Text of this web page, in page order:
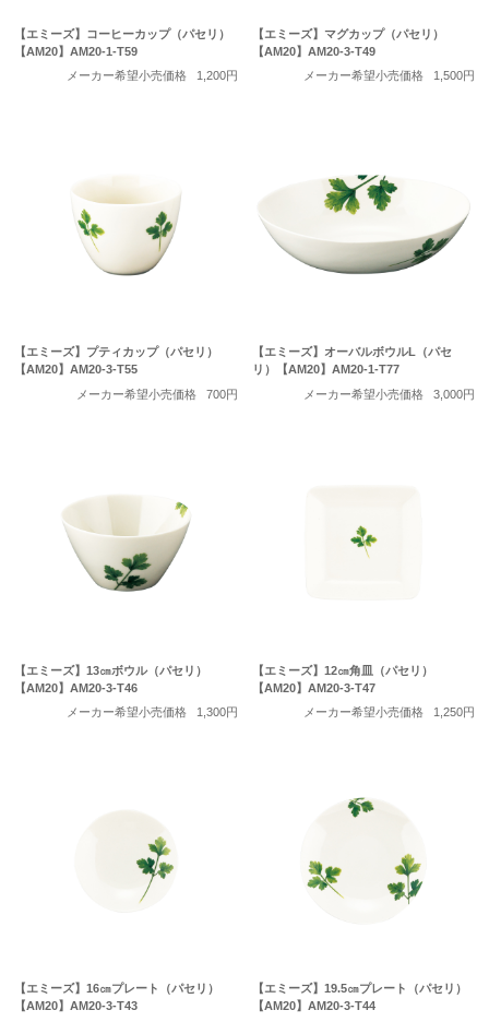
【エミーズ】コーヒーカップ（パセリ）
【AM20】AM20-1-T59
メーカー希望小売価格
1,200円
【エミーズ】マグカップ（パセリ）
【AM20】AM20-3-T49
メーカー希望小売価格
1,500円
【エミーズ】プティカップ（パセリ）
【AM20】AM20-3-T55
メーカー希望小売価格
700円
【エミーズ】オーバルボウルL（パセ
リ）【AM20】AM20-1-T77
メーカー希望小売価格
3,000円
【エミーズ】13㎝ボウル（パセリ）
【AM20】AM20-3-T46
メーカー希望小売価格
1,300円
【エミーズ】12㎝角皿（パセリ）
【AM20】AM20-3-T47
メーカー希望小売価格
1,250円
【エミーズ】16㎝プレート（パセリ）
【AM20】AM20-3-T43
【エミーズ】19.5㎝プレート（パセリ）
【AM20】AM20-3-T44